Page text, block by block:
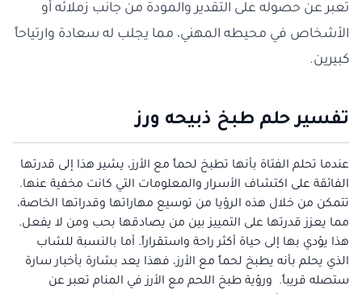
تعبر عن حصوله على التقدير والمودة من جانب زملائه أو
الأشخاص في محيطه المهني، مما يجلب له سعادة وارتياحاً
كبيرين.
تفسير حلم طبخ ذبيحه ورز
عندما تحلم الفتاة بأنها تطبخ لحماً مع الأرز، يشير هذا إلى قدرتها
الفائقة على اكتشاف الأسرار والمعلومات التي كانت مخفية عنها.
تتمكن من خلال هذه الرؤيا من توسيع مهاراتها وقدراتها الخاصة،
مما يعزز قدرتها على التمييز بين من يصادقها بحب ومن لا يفعل.
هذا يؤدي بها إلى حياة أكثر راحة واستقراراً. أما بالنسبة للشاب
الذي يحلم بأنه يطبخ لحماً مع الأرز، فهذا يعد بشارة بأخبار سارة
ستصله قريباً. ورؤية طبخ اللحم مع الأرز في المنام تعبر عن